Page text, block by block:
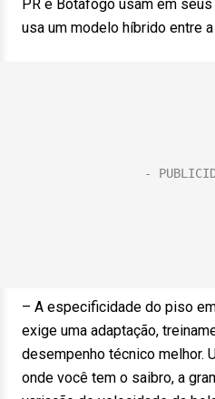
PR e Botafogo usam em
usa um modelo híbrido entre
– A especificidade do piso
exige uma adaptação,
desempenho técnico melhor.
onde você tem o saibro, a